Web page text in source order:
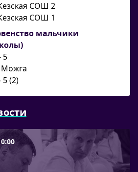
СОШ 2
СОШ 1
мальчики
5
(2)